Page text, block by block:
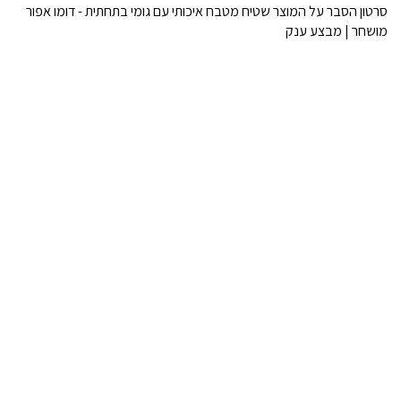
סרטון הסבר על המוצר שטיח מטבח איכותי עם גומי בתחתית - דומו אפור
מושחר | מבצע ענק